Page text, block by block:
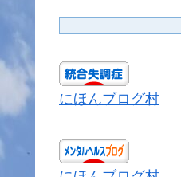
にほんブログ村